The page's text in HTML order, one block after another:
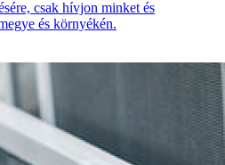
csak hívjon minket és
és környékén.